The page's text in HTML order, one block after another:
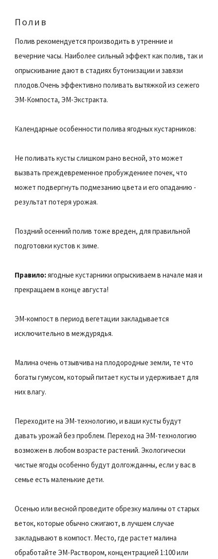
Полив
Полив рекомендуется производить в утренние и
вечерние часы. Наиболее сильный эффект как полив, так и
опрыскивание дают в стадиях бутонизации и завязи
плодов.Очень эффективно поливать вытяжкой из сежего
ЭМ-Компоста, ЭМ-Экстракта.
Календарные особенности полива ягодных кустарников:
Не поливать кусты слишком рано весной, это может
вызвать преждевременное пробуждениее почек, что
может подвергнуть подмезанию цвета и его опаданию -
результат потеря урожая.
Поздний осенний полив тоже вреден, для правильной
подготовки кустов к зиме.
Правило:ягодные кустарники опрыскиваем в начале мая и
прекращаем в конце августа!
ЭМ-компост в период вегетации закладывается
исключительно в междурядья.
Малина очень отзывчива на плодородные земли, те что
богаты гумусом, который питает кусты и удерживает для
них влагу.
Переходите на ЭМ-технологию, и ваши кусты будут
давать урожай без проблем. Переход на ЭМ-технологию
возможен в любом возрасте растений. Экологически
чистые ягоды особенно будут долгожданны, если у вас в
семье есть маленькие дети.
Осенью или весной проведите обрезку малины от старых
веток, которые обычно сжигают, в лучшем случае
закладывают в компост. Место, где растет малина
обработайте ЭМ-Раствором, концентрацией 1:100 или